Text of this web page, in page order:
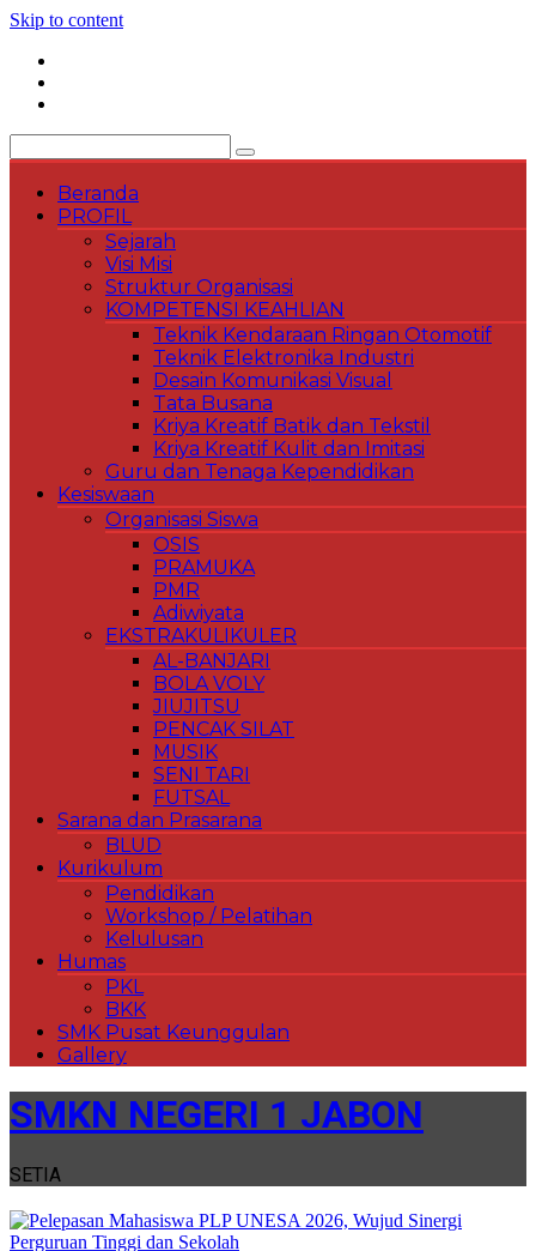
Skip to content
Beranda
PROFIL
Sejarah
Visi Misi
Struktur Organisasi
KOMPETENSI KEAHLIAN
Teknik Kendaraan Ringan Otomotif
Teknik Elektronika Industri
Desain Komunikasi Visual
Tata Busana
Kriya Kreatif Batik dan Tekstil
Kriya Kreatif Kulit dan Imitasi
Guru dan Tenaga Kependidikan
Kesiswaan
Organisasi Siswa
OSIS
PRAMUKA
PMR
Adiwiyata
EKSTRAKULIKULER
AL-BANJARI
BOLA VOLY
JIUJITSU
PENCAK SILAT
MUSIK
SENI TARI
FUTSAL
Sarana dan Prasarana
BLUD
Kurikulum
Pendidikan
Workshop / Pelatihan
Kelulusan
Humas
PKL
BKK
SMK Pusat Keunggulan
Gallery
SMKN NEGERI 1 JABON
SETIA